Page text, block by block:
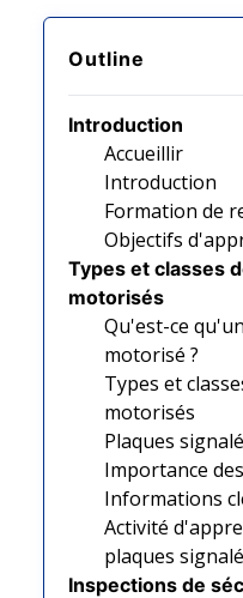
Outline
Introduction
Accueillir
Introduction
Formation de
Objectifs
Types et classes
motorisés
Qu'est-ce
motorisé ?
Types et
motorisés
Plaques
Importance
Informations
Activité
plaques
Inspections de